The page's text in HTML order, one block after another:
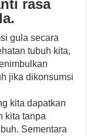
rasa
gula secara
tubuh kita,
jika dikonsumsi
kita dapatkan
kita tanpa
Sementara